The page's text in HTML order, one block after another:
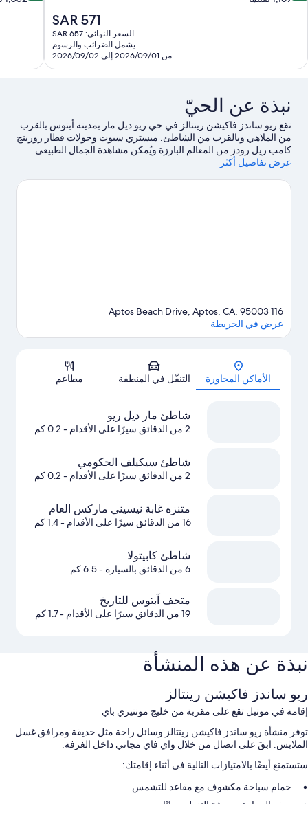
السعر
الحالي
هو
SAR
571
SAR 571
السعر النهائي: SAR 657
يشمل الضرائب والرسوم
من 2026/09/01 إلى 2026/09/02
نبذة عن الحيّ
تقع ريو ساندز فاكيشن رينتالز في حي ريو ديل مار بمدينة أبتوس بالقرب
من الملاهي وبالقرب من الشاطئ. ميستري سبوت وجولات قطار رورينج
كامب ريل رودز من المعالم البارزة ويُمكن مشاهدة الجمال الطبيعي
للمنطقة في خليج مونتيري باي وشاطئ كابيتولا.لا تفوت زيارة كل من
خصص بعض الوقت لاستكشاف أنشطة المنطقة، بما في ذلك بالقرب
عرض تفاصيل أكثر
الخريطة
116 Aptos Beach Drive, Aptos, CA, 95003
عرض في الخريطة
الأماكن المجاورة التنقّل في المنطقة مطاعم
شاطئ مار ديل ريو
2 من الدقائق سيرًا على الأقدام - 0.2 كم
شاطئ سيكيلف الحكومي
2 من الدقائق سيرًا على الأقدام - 0.2 كم
متنزه غابة نيسيني ماركس العام
16 من الدقائق سيرًا على الأقدام - 1.4 كم
شاطئ كابيتولا
6 من الدقائق بالسيارة - 6.5 كم
متحف آبتوس للتاريخ
19 من الدقائق سيرًا على الأقدام - 1.7 كم
نبذة عن هذه المنشأة
ريو ساندز فاكيشن رينتالز
إقامة في موتيل تقع على مقربة من خليج مونتيري باي
توفر منشأة ريو ساندز فاكيشن رينتالز وسائل راحة مثل حديقة ومرافق غسل
الملابس. ابقَ على اتصال من خلال واي فاي مجاني داخل الغرفة.
ستستمتع أيضًا بالامتيازات التالية في أثناء إقامتك:
حمام سباحة مكشوف مع مقاعد للتشمس
صف السيارة بمعرفة النزيل مجانًا